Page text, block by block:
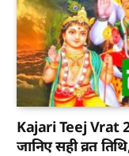
Kajari Teej Vrat
जानिए सही व्रत